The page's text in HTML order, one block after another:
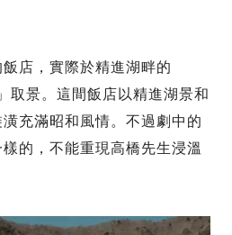
店，實際於精進湖畔的
取景。這間飯店以精進湖景和
充滿昭和風情。不過劇中的
的，不能重現高橋先生浸溫